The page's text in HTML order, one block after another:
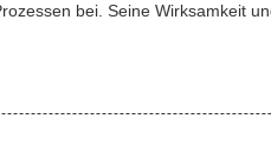
bei. Seine Wirksamkeit